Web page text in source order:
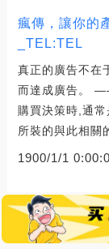
瘋傳，讓你的
_TEL:TEL
真正的廣告不在
而達成廣告。
購買決策時,通
所裝的與此相關
1900/1/1